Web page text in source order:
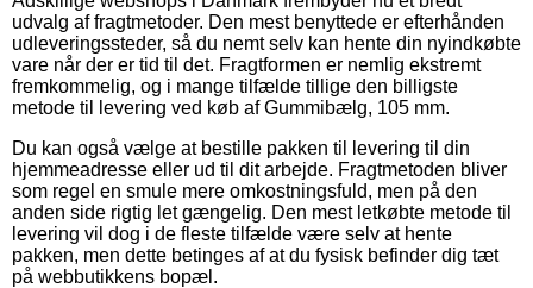
udvalg af fragtmetoder. Den mest benyttede er efterhånden
udleveringssteder, så du nemt selv kan hente din nyindkøbte
vare når der er tid til det. Fragtformen er nemlig ekstremt
fremkommelig, og i mange tilfælde tillige den billigste
metode til levering ved køb af Gummibælg, 105 mm.
Du kan også vælge at bestille pakken til levering til din
hjemmeadresse eller ud til dit arbejde. Fragtmetoden bliver
som regel en smule mere omkostningsfuld, men på den
anden side rigtig let gængelig. Den mest letkøbte metode til
levering vil dog i de fleste tilfælde være selv at hente
pakken, men dette betinges af at du fysisk befinder dig tæt
på webbutikkens bopæl.